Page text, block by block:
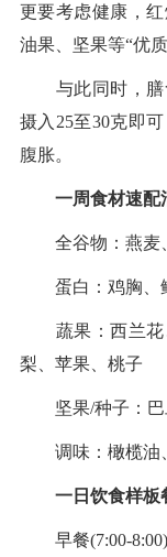
更要考虑健康，
油果、坚果等“优
与此同时，膳
摄入25至30克即
腹胀。
一周食材速配
全谷物：燕麦
蛋白：鸡胸、鳕
蔬果：西兰花、
梨、苹果、桃子
坚果/种子：巴
调味：橄榄油、
一日饮食样板
早餐(7:00-8:00)